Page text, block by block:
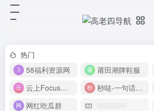
热门
58福利资源网
莆田潮牌鞋服
云上Focus接码平台
秒哒-一句话做应用
网红吃瓜群